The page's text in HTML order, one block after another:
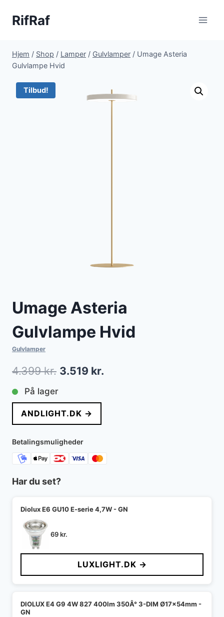
RifRaf
Hjem / Shop / Lamper / Gulvlamper / Umage Asteria
Gulvlampe Hvid
Tilbud!
Umage Asteria
Gulvlampe Hvid
Gulvlamper
4.399kr. Den
pris
var:
4.399 kr..
3.519 kr.
På lager
ANDLIGHT.DK →
Betalingsmuligheder
Har du set?
Diolux E6 GU10 E-serie 4,7W - GN
69kr.
LUXLIGHT.DK →
DIOLUX E4 G9 4W 827 400lm 350Â° 3-DIM Ø17x54mm -
GN